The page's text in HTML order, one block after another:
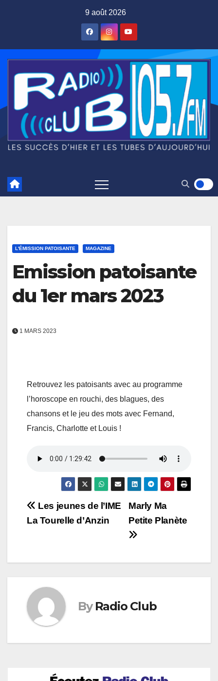
9 août 2026
L'ÉMISSION PATOISANTE MAGAZINE
Emission patoisante
du 1er mars 2023
1 MARS 2023
Retrouvez les patoisants avec au programme
l’horoscope en rouchi, des blagues, des
chansons et le jeu des mots avec Fernand,
Francis, Charlotte et Louis !
Navigation
de
Marly Ma
Petite Planète
Les jeunes de l’IME
La Tourelle d’Anzin
By Radio Club